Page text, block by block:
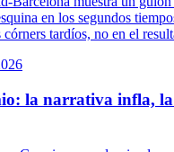
en los segundos
córners tardíos, no en el
la narrativa infla,